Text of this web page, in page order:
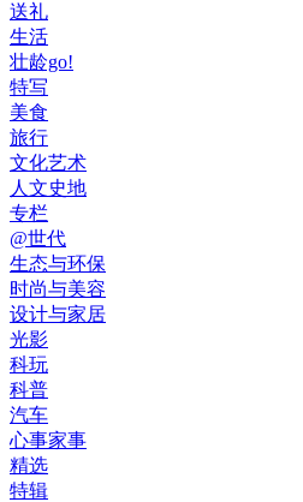
送礼
生活
壮龄go!
特写
美食
旅行
文化艺术
人文史地
专栏
@世代
生态与环保
时尚与美容
设计与家居
光影
科玩
科普
汽车
心事家事
精选
特辑